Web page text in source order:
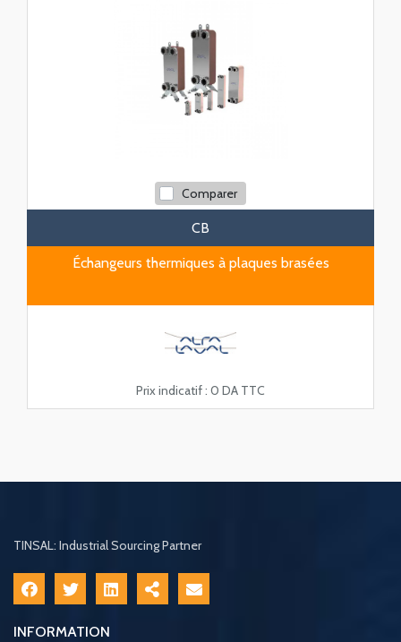
Comparer
CB
Échangeurs thermiques à plaques brasées
Prix indicatif : 0 DA TTC
TINSAL: Industrial Sourcing Partner
INFORMATION